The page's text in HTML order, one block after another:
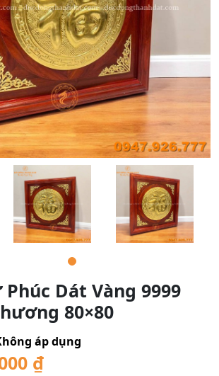
Dát Vàng 9999
80×80
áp dụng
₫